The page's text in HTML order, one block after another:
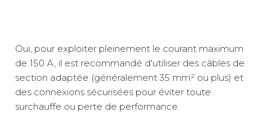
Oui, pour exploiter pleinement le courant maximum
de 150 A, il est recommandé d'utiliser des câbles de
section adaptée (généralement 35 mm² ou plus) et
des connexions sécurisées pour éviter toute
surchauffe ou perte de performance.